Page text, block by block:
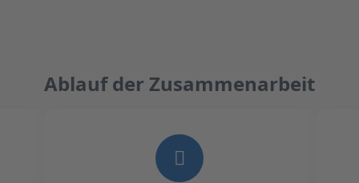
Ablauf der Zusammenarbeit